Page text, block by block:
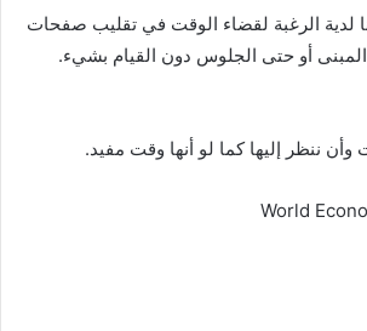
لدية الرغبة لقضاء الوقت في تقليب صفحات
أو حتى الجلوس دون القيام بشيء.
وأن ننظر إليها كما لو أنها وقت مفيد.